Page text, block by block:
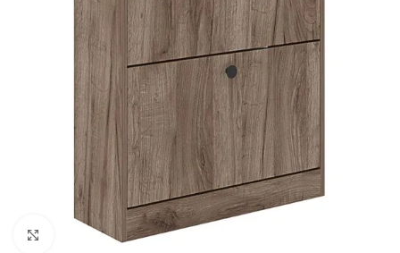
Click to enlarge